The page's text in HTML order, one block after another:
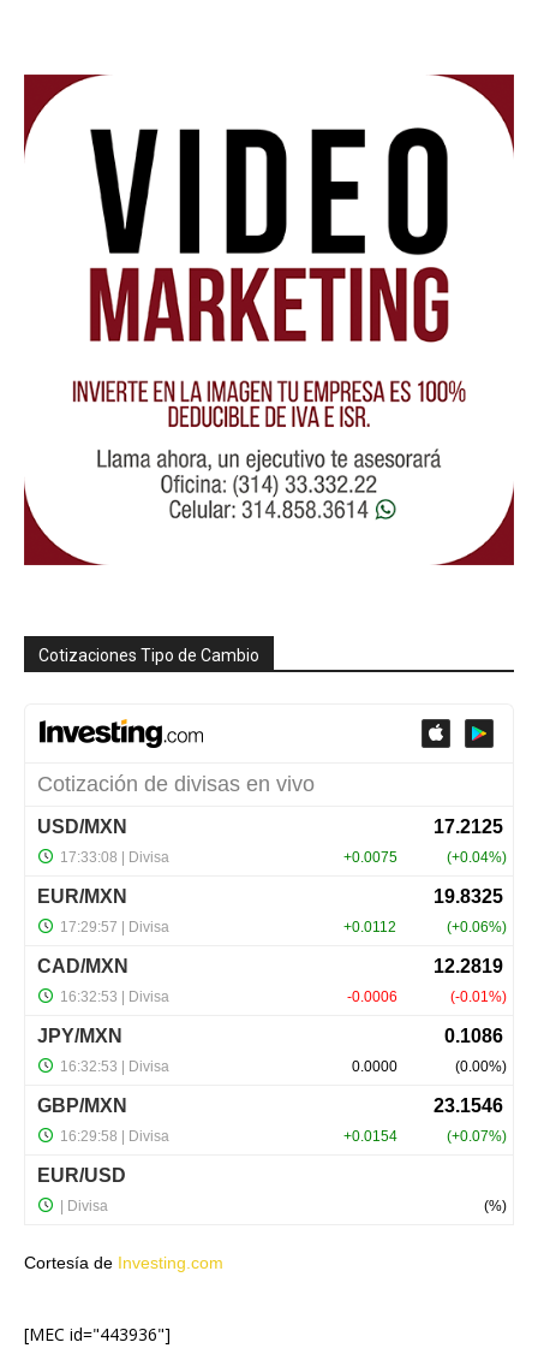
Cotizaciones Tipo de Cambio
Cortesía de Investing.com
[MEC id="443936"]